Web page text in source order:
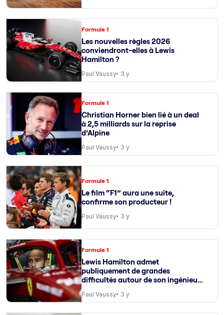
Formule 1
Les nouvelles règles 2026
conviendront-elles à Lewis
Hamilton ?
Paul Vaussy 3 y
Formule 1
Christian Horner bien lié à un deal
à 2,5 milliards sur la reprise
d’Alpine
Paul Vaussy 3 y
Formule 1
Le film “F1” aura une suite,
confirme son producteur !
Paul Vaussy 3 y
Formule 1
Lewis Hamilton admet
publiquement de grandes
difficultés autour de son ingénieur
Paul Vaussy 3 y